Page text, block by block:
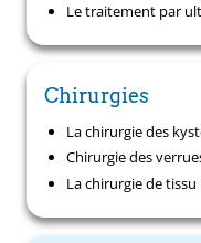
Le traitement par
Chirurgies
La chirurgie des
Chirurgie des
La chirurgie de